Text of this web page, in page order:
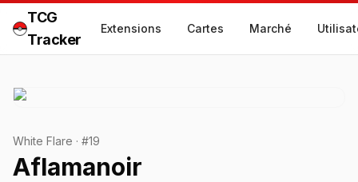
TCG
Tracker
Extensions Cartes Marché
White Flare · #19
Aflamanoir